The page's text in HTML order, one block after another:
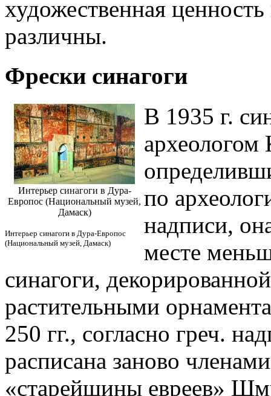
художественная
различны.
Фрески синагоги
Интерьер синагоги в Дура-
Европос (Национальный музей,
Дамаск)
Интерьер синагоги в Дура-Европос
(Национальный музей, Дамаск)
В 1935 г.
по
надписи,
месте
синагоги,
растительными
250 гг., согласно греч.
расписана заново
«старейшины евреев»